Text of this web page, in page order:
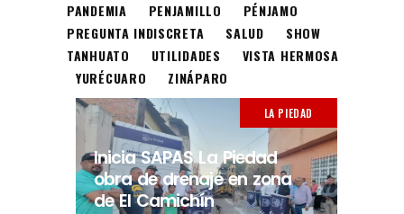
PANDEMIA
PENJAMILLO
PÉNJAMO
PREGUNTA INDISCRETA
SALUD
SHOW
TANHUATO
UTILIDADES
VISTA HERMOSA
YURÉCUARO
ZINÁPARO
LA PIEDAD
Inicia SAPAS La Piedad
obra de drenaje en zona
de El Camichín